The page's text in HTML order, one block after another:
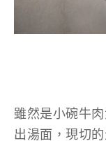
雖然是小碗牛
出湯面，現切